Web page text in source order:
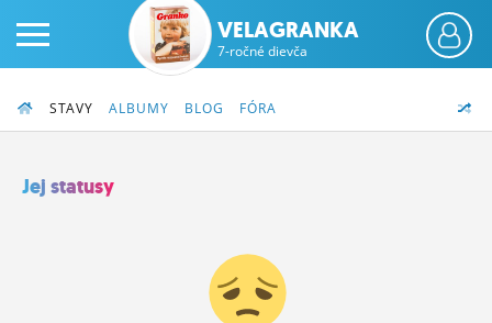
VELAGRANKA
7-ročné dievča
STAVY ALBUMY BLOG FÓRA
Jej statusy